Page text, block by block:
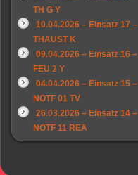
TH G Y
10.04.2026 – Einsatz 17 –
THAUST K
09.04.2026 – Einsatz 16 –
FEU 2 Y
04.04.2026 – Einsatz 15 –
NOTF 01 TV
26.03.2026 – Einsatz 14 –
NOTF 11 REA